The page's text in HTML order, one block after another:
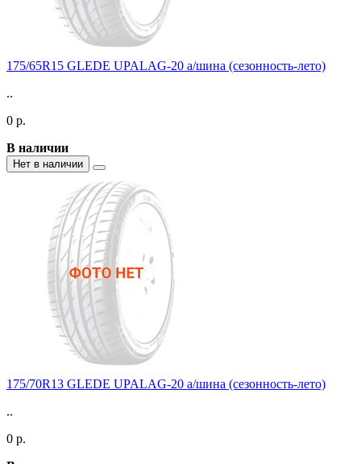
175/65R15 GLEDE UPALAG-20 а/шина (сезонность-лето)
..
0 р.
В наличии
Нет в наличии
175/70R13 GLEDE UPALAG-20 а/шина (сезонность-лето)
..
0 р.